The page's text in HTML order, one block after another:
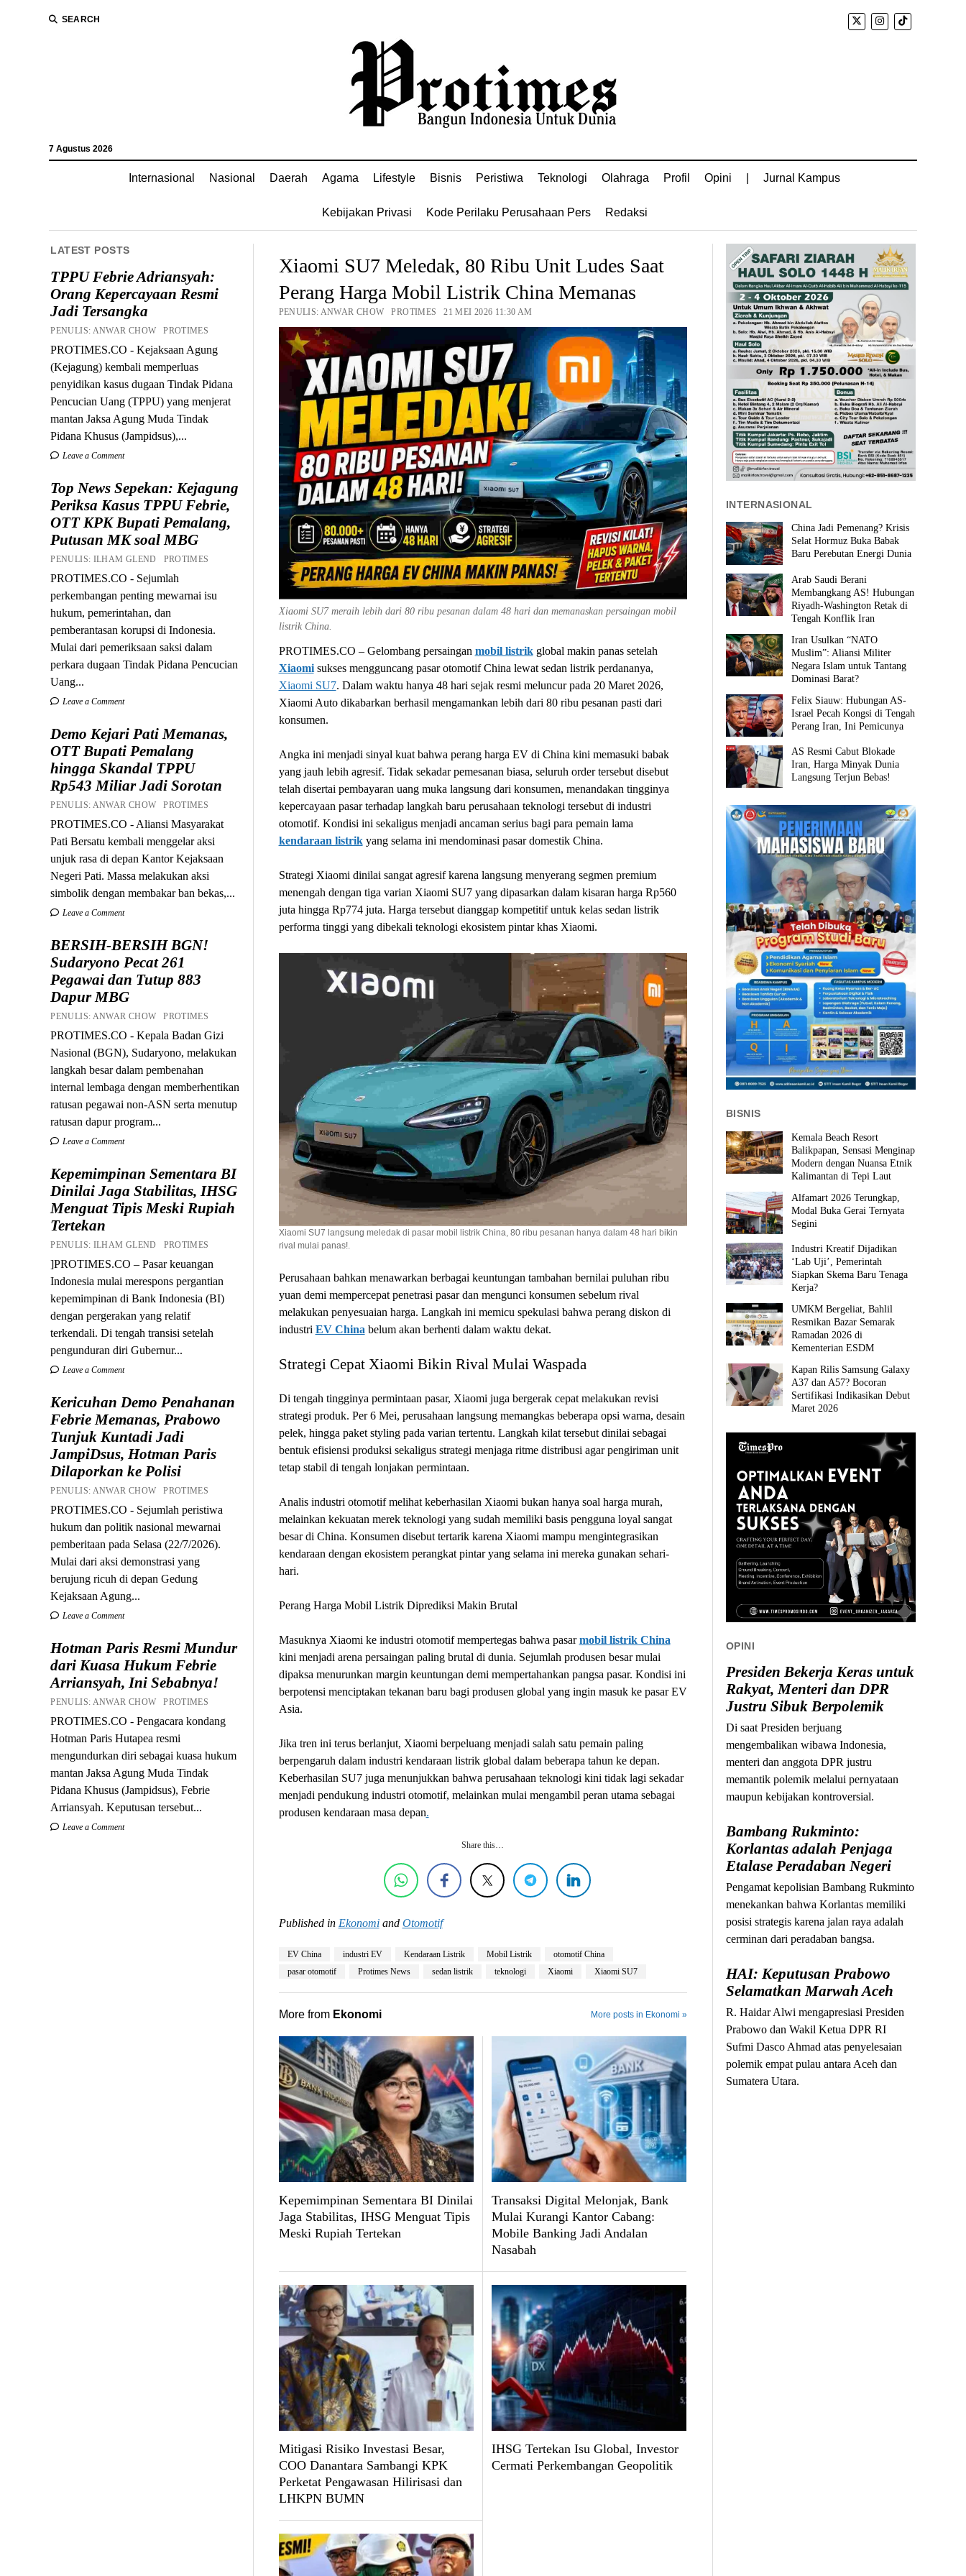
SEARCH
7 Agustus 2026
Internasional Nasional Daerah Agama Lifestyle Bisnis Peristiwa Teknologi Olahraga Profil Opini Jurnal Kampus
Kebijakan Privasi Kode Perilaku Perusahaan Pers Redaksi
LATEST POSTS
TPPU Febrie Adriansyah:
Orang Kepercayaan Resmi
Jadi Tersangka
PENULIS: ANWAR CHOW PROTIMES
PROTIMES.CO - Kejaksaan Agung
(Kejagung) kembali memperluas
penyidikan kasus dugaan Tindak Pidana
Pencucian Uang (TPPU) yang menjerat
mantan Jaksa Agung Muda Tindak
Pidana Khusus (Jampidsus),...
Leave a Comment
Top News Sepekan: Kejagung
Periksa Kasus TPPU Febrie,
OTT KPK Bupati Pemalang,
Putusan MK soal MBG
PENULIS: ILHAM GLEND PROTIMES
PROTIMES.CO - Sejumlah
perkembangan penting mewarnai isu
hukum, pemerintahan, dan
pemberantasan korupsi di Indonesia.
Mulai dari pemeriksaan saksi dalam
perkara dugaan Tindak Pidana Pencucian
Uang...
Leave a Comment
Demo Kejari Pati Memanas,
OTT Bupati Pemalang
hingga Skandal TPPU
Rp543 Miliar Jadi Sorotan
PENULIS: ANWAR CHOW PROTIMES
PROTIMES.CO - Aliansi Masyarakat
Pati Bersatu kembali menggelar aksi
unjuk rasa di depan Kantor Kejaksaan
Negeri Pati. Massa melakukan aksi
simbolik dengan membakar ban bekas,...
Leave a Comment
BERSIH-BERSIH BGN!
Sudaryono Pecat 261
Pegawai dan Tutup 883
Dapur MBG
PENULIS: ANWAR CHOW PROTIMES
PROTIMES.CO - Kepala Badan Gizi
Nasional (BGN), Sudaryono, melakukan
langkah besar dalam pembenahan
internal lembaga dengan memberhentikan
ratusan pegawai non-ASN serta menutup
ratusan dapur program...
Leave a Comment
Kepemimpinan Sementara BI
Dinilai Jaga Stabilitas, IHSG
Menguat Tipis Meski Rupiah
Tertekan
PENULIS: ILHAM GLEND PROTIMES
]PROTIMES.CO – Pasar keuangan
Indonesia mulai merespons pergantian
kepemimpinan di Bank Indonesia (BI)
dengan pergerakan yang relatif
terkendali. Di tengah transisi setelah
pengunduran diri Gubernur...
Leave a Comment
Kericuhan Demo Penahanan
Febrie Memanas, Prabowo
Tunjuk Kuntadi Jadi
JampiDsus, Hotman Paris
Dilaporkan ke Polisi
PENULIS: ANWAR CHOW PROTIMES
PROTIMES.CO - Sejumlah peristiwa
hukum dan politik nasional mewarnai
pemberitaan pada Selasa (22/7/2026).
Mulai dari aksi demonstrasi yang
berujung ricuh di depan Gedung
Kejaksaan Agung...
Leave a Comment
Hotman Paris Resmi Mundur
dari Kuasa Hukum Febrie
Arriansyah, Ini Sebabnya!
PENULIS: ANWAR CHOW PROTIMES
PROTIMES.CO - Pengacara kondang
Hotman Paris Hutapea resmi
mengundurkan diri sebagai kuasa hukum
mantan Jaksa Agung Muda Tindak
Pidana Khusus (Jampidsus), Febrie
Arriansyah. Keputusan tersebut...
Leave a Comment
Xiaomi SU7 Meledak, 80 Ribu Unit Ludes Saat
Perang Harga Mobil Listrik China Memanas
PENULIS: ANWAR CHOW PROTIMES 21 MEI 2026 11:30 AM
Xiaomi SU7 meraih lebih dari 80 ribu pesanan dalam 48 hari dan memanaskan persaingan mobil
listrik China.
PROTIMES.CO – Gelombang persaingan mobil listrikglobal makin panas setelah
Xiaomisukses mengguncang pasar otomotif China lewat sedan listrik perdananya,
Xiaomi SU7. Dalam waktu hanya 48 hari sejak resmi meluncur pada 20 Maret 2026,
Xiaomi Auto dikabarkan berhasil mengamankan lebih dari 80 ribu pesanan pasti dari
konsumen.
Angka ini menjadi sinyal kuat bahwa perang harga EV di China kini memasuki babak
yang jauh lebih agresif. Tidak sekadar pemesanan biasa, seluruh order tersebut disebut
telah disertai pembayaran uang muka langsung dari konsumen, menandakan tingginya
kepercayaan pasar terhadap langkah baru perusahaan teknologi tersebut di industri
otomotif. Kondisi ini sekaligus menjadi ancaman serius bagi para pemain lama
kendaraan listrikyang selama ini mendominasi pasar domestik China.
Strategi Xiaomi dinilai sangat agresif karena langsung menyerang segmen premium
menengah dengan tiga varian Xiaomi SU7 yang dipasarkan dalam kisaran harga Rp560
juta hingga Rp774 juta. Harga tersebut dianggap kompetitif untuk kelas sedan listrik
performa tinggi yang dibekali teknologi ekosistem pintar khas Xiaomi.
Xiaomi SU7 langsung meledak di pasar mobil listrik China, 80 ribu pesanan hanya dalam 48 hari bikin
rival mulai panas!.
Perusahaan bahkan menawarkan berbagai keuntungan tambahan bernilai puluhan ribu
yuan demi mempercepat penetrasi pasar dan mengunci konsumen sebelum rival
melakukan penyesuaian harga. Langkah ini memicu spekulasi bahwa perang diskon di
industri EV China belum akan berhenti dalam waktu dekat.
Strategi Cepat Xiaomi Bikin Rival Mulai Waspada
Di tengah tingginya permintaan pasar, Xiaomi juga bergerak cepat melakukan revisi
strategi produk. Per 6 Mei, perusahaan langsung memangkas beberapa opsi warna, desain
pelek, hingga paket styling pada varian tertentu. Langkah kilat tersebut dinilai sebagai
bentuk efisiensi produksi sekaligus strategi menjaga ritme distribusi agar pengiriman unit
tetap stabil di tengah lonjakan permintaan.
Analis industri otomotif melihat keberhasilan Xiaomi bukan hanya soal harga murah,
melainkan kekuatan merek teknologi yang sudah memiliki basis pengguna loyal sangat
besar di China. Konsumen disebut tertarik karena Xiaomi mampu mengintegrasikan
kendaraan dengan ekosistem perangkat pintar yang selama ini mereka gunakan sehari-
hari.
Perang Harga Mobil Listrik Diprediksi Makin Brutal
Masuknya Xiaomi ke industri otomotif mempertegas bahwa pasarmobil listrik China
kini menjadi arena persaingan paling brutal di dunia. Sejumlah produsen besar mulai
dipaksa menurunkan margin keuntungan demi mempertahankan pangsa pasar. Kondisi ini
berpotensi menciptakan tekanan baru bagi produsen global yang ingin masuk ke pasar EV
Asia.
Jika tren ini terus berlanjut, Xiaomi berpeluang menjadi salah satu pemain paling
berpengaruh dalam industri kendaraan listrik global dalam beberapa tahun ke depan.
Keberhasilan SU7 juga menunjukkan bahwa perusahaan teknologi kini tidak lagi sekadar
menjadi pendukung industri otomotif, melainkan mulai mengambil peran utama sebagai
produsen kendaraan masa depan.
Share this…
Published in Ekonomiand Otomotif
EV China industri EV Kendaraan Listrik Mobil Listrik
otomotif China
pasar otomotif
Protimes News sedan listrik teknologi Xiaomi Xiaomi SU7
More from Ekonomi More posts in Ekonomi »
Kepemimpinan Sementara BI Dinilai
Jaga Stabilitas, IHSG Menguat Tipis
Meski Rupiah Tertekan
Transaksi Digital Melonjak, Bank
Mulai Kurangi Kantor Cabang:
Mobile Banking Jadi Andalan
Nasabah
Mitigasi Risiko Investasi Besar,
COO Danantara Sambangi KPK
Perketat Pengawasan Hilirisasi dan
LHKPN BUMN
IHSG Tertekan Isu Global, Investor
Cermati Perkembangan Geopolitik
INTERNASIONAL
China Jadi Pemenang? Krisis
Selat Hormuz Buka Babak
Baru Perebutan Energi Dunia
Arab Saudi Berani
Membangkang AS! Hubungan
Riyadh-Washington Retak di
Tengah Konflik Iran
Iran Usulkan “NATO
Muslim”: Aliansi Militer
Negara Islam untuk Tantang
Dominasi Barat?
Felix Siauw: Hubungan AS-
Israel Pecah Kongsi di Tengah
Perang Iran, Ini Pemicunya
AS Resmi Cabut Blokade
Iran, Harga Minyak Dunia
Langsung Terjun Bebas!
BISNIS
Kemala Beach Resort
Balikpapan, Sensasi Menginap
Modern dengan Nuansa Etnik
Kalimantan di Tepi Laut
Alfamart 2026 Terungkap,
Modal Buka Gerai Ternyata
Segini
Industri Kreatif Dijadikan
‘Lab Uji’, Pemerintah
Siapkan Skema Baru Tenaga
Kerja?
UMKM Bergeliat, Bahlil
Resmikan Bazar Semarak
Ramadan 2026 di
Kementerian ESDM
Kapan Rilis Samsung Galaxy
A37 dan A57? Bocoran
Sertifikasi Indikasikan Debut
Maret 2026
OPINI
Presiden Bekerja Keras untuk
Rakyat, Menteri dan DPR
Justru Sibuk Berpolemik
Di saat Presiden berjuang
mengembalikan wibawa Indonesia,
menteri dan anggota DPR justru
memantik polemik melalui pernyataan
maupun kebijakan kontroversial.
Bambang Rukminto:
Korlantas adalah Penjaga
Etalase Peradaban Negeri
Pengamat kepolisian Bambang Rukminto
menekankan bahwa Korlantas memiliki
posisi strategis karena jalan raya adalah
cerminan dari peradaban bangsa.
HAI: Keputusan Prabowo
Selamatkan Marwah Aceh
R. Haidar Alwi mengapresiasi Presiden
Prabowo dan Wakil Ketua DPR RI
Sufmi Dasco Ahmad atas penyelesaian
polemik empat pulau antara Aceh dan
Sumatera Utara.